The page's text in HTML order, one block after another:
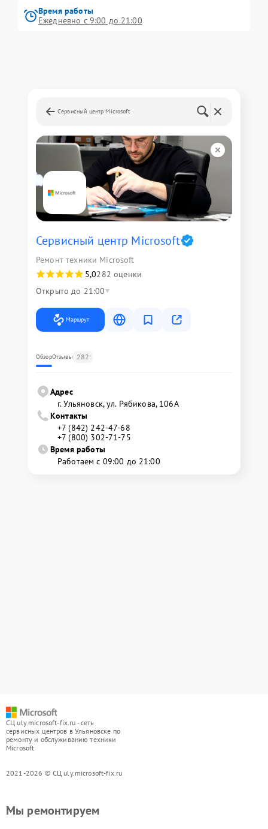
Время работы
Ежедневно с 9:00 до 21:00
Сервисный центр Microsoft
Сервисный центр Microsoft
Ремонт техники Microsoft
5,0282 оценки
Открыто до 21:00
Маршрут
ОбзорОтзывы 282
Адрес
г. Ульяновск, ул. Рябикова, 106А
Контакты
+7 (842) 242-47-68
+7 (800) 302-71-75
Время работы
Работаем с 09:00 до 21:00
СЦ uly.microsoft-fix.ru - сеть
сервисных центров в Ульяновске по
ремонту и обслуживанию техники
Microsoft
2021-2026 © СЦ uly.microsoft-fix.ru
Мы ремонтируем